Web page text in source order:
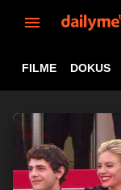
FILME DOKUS